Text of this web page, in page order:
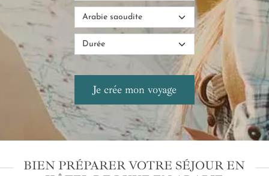
BIEN PRÉPARER VOTRE SÉJOUR EN